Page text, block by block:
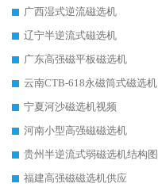
广西湿式逆流磁选机
辽宁半逆流式磁选机
广东高强磁平板磁选机
云南CTB-618永磁筒式磁选机
宁夏河沙磁选机视频
河南小型高强磁磁选机
贵州半逆流式弱磁选机结构图
福建高强磁磁选机供应